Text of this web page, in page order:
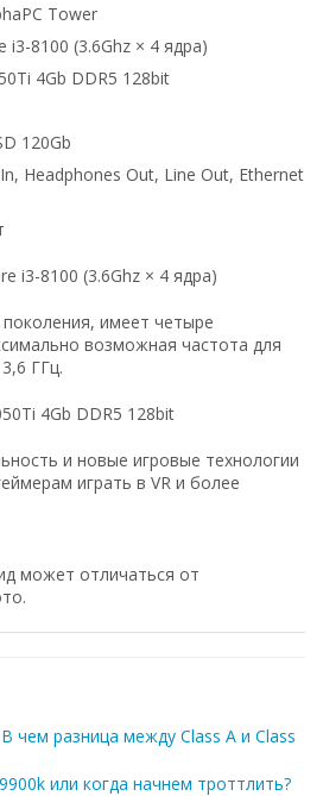
Tower
i3-8100 (3.6Ghz × 4 ядра)
4Gb DDR5 128bit
120Gb
Headphones Out, Line Out, Ethernet
i3-8100 (3.6Ghz × 4 ядра)
имеет четыре
возможная частота для
ГГц.
4Gb DDR5 128bit
и новые игровые технологии
играть в VR и более
может отличаться от
чем разница между Class A и Class
или когда начнем троттлить?